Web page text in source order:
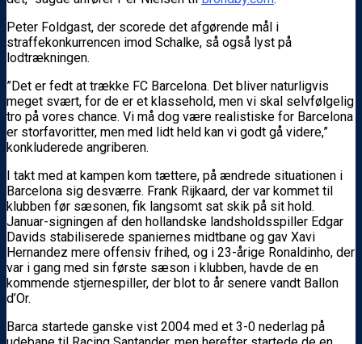
Peter Foldgast, der scorede det afgørende mål i
straffekonkurrencen imod Schalke, så også lyst på
lodtrækningen.
”Det er fedt at trække FC Barcelona. Det bliver naturligvis
meget svært, for de er et klassehold, men vi skal selvfølgelig
tro på vores chance. Vi må dog være realistiske for Barcelona
er storfavoritter, men med lidt held kan vi godt gå videre,”
konkluderede angriberen.
I takt med at kampen kom tættere, på ændrede situationen i
Barcelona sig desværre. Frank Rijkaard, der var kommet til
klubben før sæsonen, fik langsomt sat skik på sit hold.
Januar-signingen af den hollandske landsholdsspiller Edgar
Davids stabiliserede spaniernes midtbane og gav Xavi
Hernandez mere offensiv frihed, og i 23-årige Ronaldinho, der
var i gang med sin første sæson i klubben, havde de en
kommende stjernespiller, der blot to år senere vandt Ballon
d’Or.
Barca startede ganske vist 2004 med et 3-0 nederlag på